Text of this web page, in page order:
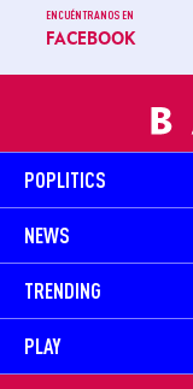
ENCUÉNTRANOS EN
FACEBOOK
POPLITICS
NEWS
TRENDING
PLAY